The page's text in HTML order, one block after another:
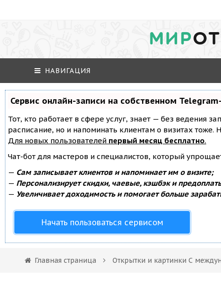
МИР
НАВИГАЦИЯ
Сервис онлайн-записи на собственном
Тот, кто работает в сфере услуг, знает — без ведения
расписание, но и напоминать клиентам о визитах
Для новых пользователей первый месяц бесплатно.
Чат-бот для мастеров и специалистов, который
— Сам записывает клиентов и напоминает им о визите;
— Персонализирует скидки, чаевые, кэшбэк и
— Увеличивает доходимость и помогает больше
Начать пользоваться сервисом
Главная страница Открытки и картинки С